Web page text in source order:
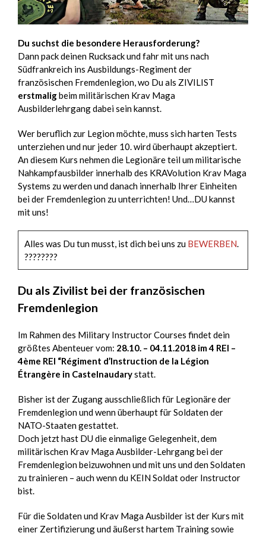
Du suchst die besondere Herausforderung?
Dann pack deinen Rucksack und fahr mit uns nach
Südfrankreich ins Ausbildungs-Regiment der
französischen Fremdenlegion, wo Du als ZIVILIST
erstmaligbeim militärischen Krav Maga
Ausbilderlehrgang dabei sein kannst.
Wer beruflich zur Legion möchte, muss sich harten Tests
unterziehen und nur jeder 10. wird überhaupt akzeptiert.
An diesem Kurs nehmen die Legionäre teil um militarische
Nahkampfausbilder innerhalb des KRAVolution Krav Maga
Systems zu werden und danach innerhalb Ihrer Einheiten
bei der Fremdenlegion zu unterrichten! Und…DU kannst
mit uns!
Alles was Du tun musst, ist dich bei uns zu BEWERBEN.
????????
Du als Zivilist bei der französischen
Fremdenlegion
Im Rahmen des Military Instructor Courses findet dein
größtes Abenteuer vom: 28.10. – 04.11.2018 im 4 REI –
4ème REI “Régiment d’Instruction de la Légion
Étrangère in Castelnaudarystatt.
Bisher ist der Zugang ausschließlich für Legionäre der
Fremdenlegion und wenn überhaupt für Soldaten der
NATO-Staaten gestattet.
Doch jetzt hast DU die einmalige Gelegenheit, dem
militärischen Krav Maga Ausbilder-Lehrgang bei der
Fremdenlegion beizuwohnen und mit uns und den Soldaten
zu trainieren – auch wenn du KEIN Soldat oder Instructor
bist.
Für die Soldaten und Krav Maga Ausbilder ist der Kurs mit
einer Zertifizierung und äußerst hartem Training sowie